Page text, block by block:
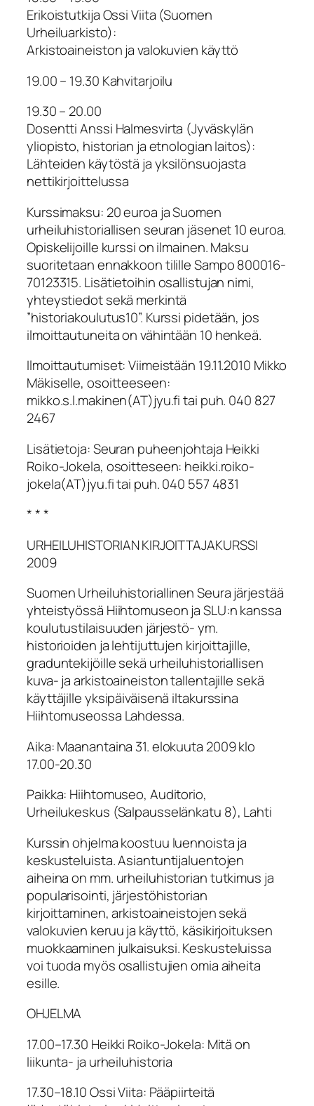
Erikoistutkija Ossi Viita (Suomen
Urheiluarkisto):
Arkistoaineiston ja valokuvien käyttö
19.00 – 19.30 Kahvitarjoilu
19.30 – 20.00
Dosentti Anssi Halmesvirta (Jyväskylän
yliopisto, historian ja etnologian laitos):
Lähteiden käytöstä ja yksilönsuojasta
nettikirjoittelussa
Kurssimaksu: 20 euroa ja Suomen
urheiluhistoriallisen seuran jäsenet 10 euroa.
Opiskelijoille kurssi on ilmainen. Maksu
suoritetaan ennakkoon tilille Sampo 800016-
70123315. Lisätietoihin osallistujan nimi,
yhteystiedot sekä merkintä
”historiakoulutus10”. Kurssi pidetään, jos
ilmoittautuneita on vähintään 10 henkeä.
Ilmoittautumiset: Viimeistään 19.11.2010 Mikko
Mäkiselle, osoitteeseen:
mikko.s.l.makinen(AT)jyu.fi tai puh. 040 827
2467
Lisätietoja: Seuran puheenjohtaja Heikki
Roiko-Jokela, osoitteseen: heikki.roiko-
jokela(AT)jyu.fi tai puh. 040 557 4831
* * *
URHEILUHISTORIAN KIRJOITTAJAKURSSI
2009
Suomen Urheiluhistoriallinen Seura järjestää
yhteistyössä Hiihtomuseon ja SLU:n kanssa
koulutustilaisuuden järjestö- ym.
historioiden ja lehtijuttujen kirjoittajille,
graduntekijöille sekä urheiluhistoriallisen
kuva- ja arkistoaineiston tallentajille sekä
käyttäjille yksipäiväisenä iltakurssina
Hiihtomuseossa Lahdessa.
Aika: Maanantaina 31. elokuuta 2009 klo
17.00-20.30
Paikka: Hiihtomuseo, Auditorio,
Urheilukeskus (Salpausselänkatu 8), Lahti
Kurssin ohjelma koostuu luennoista ja
keskusteluista. Asiantuntijaluentojen
aiheina on mm. urheiluhistorian tutkimus ja
popularisointi, järjestöhistorian
kirjoittaminen, arkistoaineistojen sekä
valokuvien keruu ja käyttö, käsikirjoituksen
muokkaaminen julkaisuksi. Keskusteluissa
voi tuoda myös osallistujien omia aiheita
esille.
OHJELMA
17.00–17.30 Heikki Roiko-Jokela: Mitä on
liikunta- ja urheiluhistoria
17.30–18.10 Ossi Viita: Pääpiirteitä